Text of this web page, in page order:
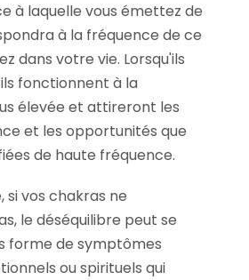
à laquelle vous émettez de
à la fréquence de ce
dans votre vie. Lorsqu'ils
fonctionnent à la
élevée et attireront les
et les opportunités que
de haute fréquence.
si vos chakras ne
le déséquilibre peut se
forme de symptômes
ou spirituels qui